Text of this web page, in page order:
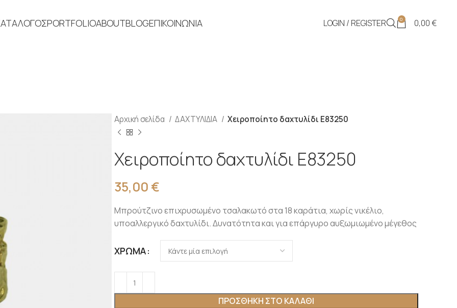
PORTFOLIOABOUTBLOGΕΠΙΚΟΙΝΩΝΙΑ LOGIN / REGISTER 0 0,00€
Αρχική σελίδα ΔΑΧΤΥΛΙΔΙΑ Χειροποίητο δαχτυλίδι Ε83250
Χειροποίητο δαχτυλίδι Ε83250
35,00 €
Μπρούτζινο επιχρυσωμένο τσαλακωτό στα 18 καράτια, χωρίς νικέλιο,
υποαλλεργικό δαχτυλίδι. Δυνατότητα και για επάργυρο αυξωμιωμένο μέγεθος
ΧΡΏΜΑ
ΠΡΟΣΘΉΚΗ ΣΤΟ ΚΑΛΆΘΙ